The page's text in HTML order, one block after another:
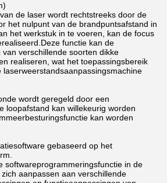
de laser wordt rechtstreeks door de
het nulpunt van de brandpuntsafstand in
het werkstuk in te voeren, kan de focus
functie kan de
verschillende soorten dikke
realiseren, wat het toepassingsbereik
wordt geregeld door een
loopafstand kan willekeurig worden
kan worden
gebaseerd op het
softwareprogrammeringsfunctie in de
aanpassen aan verschillende